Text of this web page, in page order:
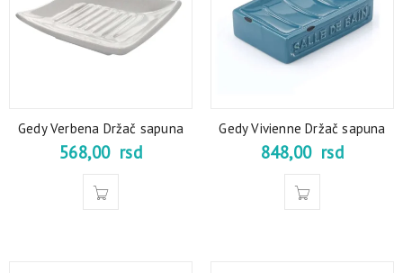
Gedy Verbena Držač sapuna
568,00 rsd
Gedy Vivienne Držač sapuna
848,00 rsd